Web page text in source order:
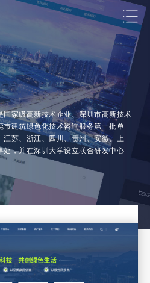
家级高新技术企业、深圳市高新技术
建筑绿色化技术咨询服务第一批单
苏、浙江、四川、贵州、安徽、上
，并在深圳大学设立联合研发中心